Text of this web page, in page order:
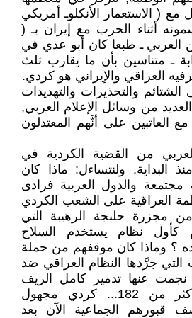
مع ( الاستعمار الأنكلوـ أمريكي
أثناء الحرب مع إيران بـ (
العربي ـ طبعا كان أبو عدي في
ـ متناسين بأن ما يقارب ثلث
العراقي والإيراني هو كردي.
والتحذيرات والتهديدات
من وسائل الإعلام العربي,
العاتبين على أنَّهم المعتدلون
من القضية الكردية في
البداية, ولنتساءل: ماذا كان
مجتمعة والدول العربية فرادى
العراقية على الشعب الكردي
مجزرة حلبجة الرهيبة التي
نظام يستخدم السلاح
؟ وماذا كان موقفهم من حملة
التي جرَّدها النظام العراقي ضد
نجمت عنها تدمير كامل الريف
الكردستاني وتغييب أكثر من 182... كردي مجهول
قبورهم الجماعية الآن بعد